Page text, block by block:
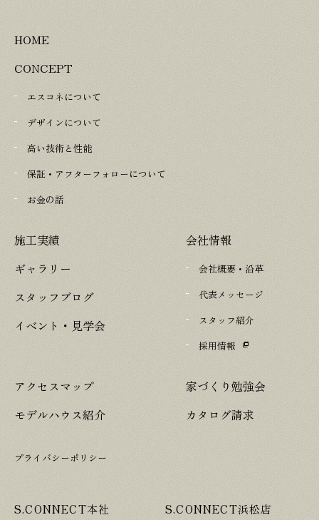
HOME
CONCEPT
エスコネについて
デザインについて
高い技術と性能
保証・アフターフォローについて
お金の話
施工実績
ギャラリー
スタッフブログ
イベント・見学会
会社情報
会社概要・沿革
代表メッセージ
スタッフ紹介
採用情報
アクセスマップ
モデルハウス紹介
家づくり勉強会
カタログ請求
プライバシーポリシー
S.CONNECT本社 S.CONNECT浜松店